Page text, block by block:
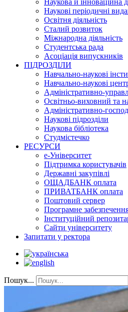
Наукові періодичні
Освітня діяльність
Сталий розвиток
Міжнародна діяльність
Студентська рада
Асоціація випускників
ПІДРОЗДІЛИ
Навчально-наукові
Навчально-наукові
Адміністративно-
Освітньо-виховний та
Адміністративно-
Наукові підрозділи
Наукова бібліотека
Студмістечко
РЕСУРСИ
е-Університет
Підтримка користувачів
Державні закупівлі
ОЩАДБАНК оплата
ПРИВАТБАНК оплата
Поштовий сервер
Програмне
Інституційний
Сайти університету
Запитати у ректора
Пошук...